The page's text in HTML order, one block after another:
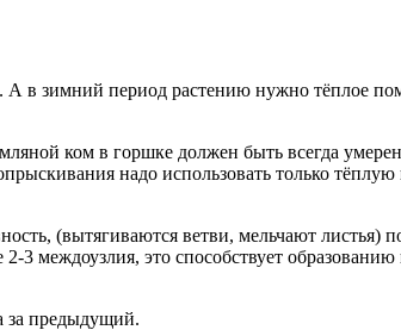
в зимний период растению нужно тёплое
ком в горшке должен быть всегда
надо использовать только
(вытягиваются ветви, мельчают листья)
3 междоузлия, это способствует
за предыдущий.